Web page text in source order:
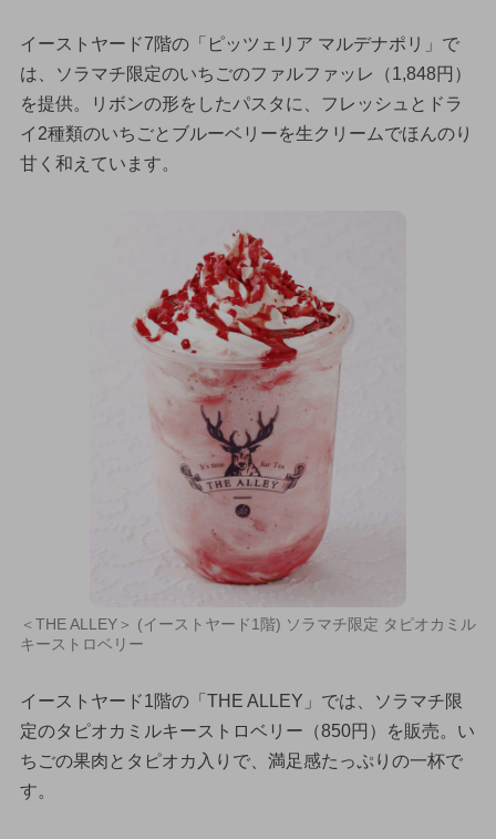
イーストヤード7階の「ピッツェリア マルデナポリ」で
は、ソラマチ限定のいちごのファルファッレ（1,848円）
を提供。リボンの形をしたパスタに、フレッシュとドラ
イ2種類のいちごとブルーベリーを生クリームでほんのり
甘く和えています。
＜THE ALLEY＞ (イーストヤード1階) ソラマチ限定 タピオカミル
キーストロベリー
イーストヤード1階の「THE ALLEY」では、ソラマチ限
定のタピオカミルキーストロベリー（850円）を販売。い
ちごの果肉とタピオカ入りで、満足感たっぷりの一杯で
す。